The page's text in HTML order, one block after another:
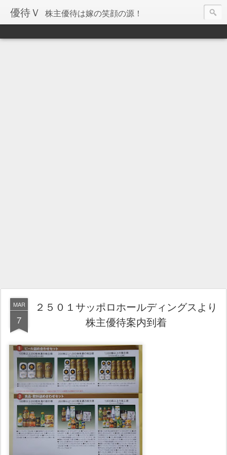
優待Ｖ 株主優待は嫁の笑顔の源！
MAR
7
２５０１サッポロホールディングスより
株主優待案内到着